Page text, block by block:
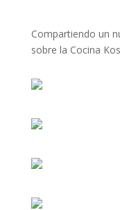
Compartiendo un
sobre la Cocina